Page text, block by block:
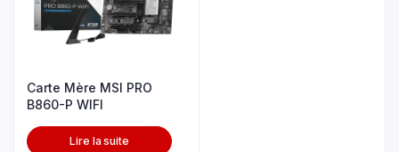
Carte Mère MSI PRO
B860-P WIFI
Lire la suite